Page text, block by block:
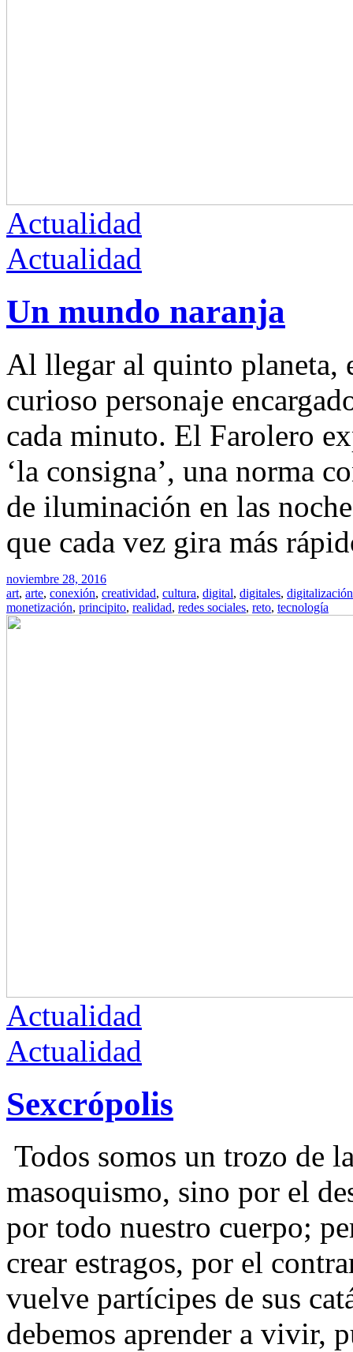
Actualidad
Actualidad
Un mundo naranja
Al llegar al quinto planeta,
curioso personaje
cada minuto. El Farolero
‘la consigna’, una norma
de iluminación en las
que cada vez gira más
noviembre 28, 2016
art, arte, conexión, creatividad, cultura, digital, digitales, digitalización
monetización, principito, realidad, redes sociales, reto, tecnología
Actualidad
Actualidad
Sexcrópolis
Todos somos un trozo de
masoquismo, sino por el
por todo nuestro cuerpo;
crear estragos, por el
vuelve partícipes de sus
debemos aprender a vivir,